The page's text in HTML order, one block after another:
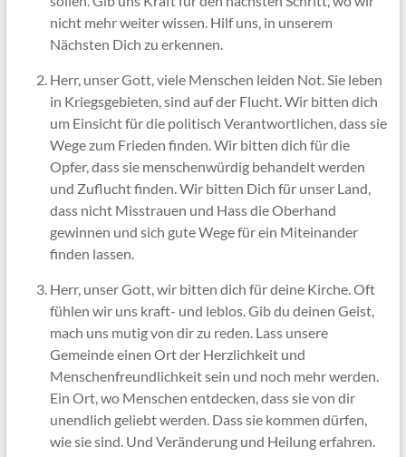
nicht mehr weiter wissen. Hilf uns, in unserem
Nächsten Dich zu erkennen.
Herr, unser Gott, viele Menschen leiden Not. Sie leben
in Kriegsgebieten, sind auf der Flucht. Wir bitten dich
um Einsicht für die politisch Verantwortlichen, dass sie
Wege zum Frieden finden. Wir bitten dich für die
Opfer, dass sie menschenwürdig behandelt werden
und Zuflucht finden. Wir bitten Dich für unser Land,
dass nicht Misstrauen und Hass die Oberhand
gewinnen und sich gute Wege für ein Miteinander
finden lassen.
Herr, unser Gott, wir bitten dich für deine Kirche. Oft
fühlen wir uns kraft- und leblos. Gib du deinen Geist,
mach uns mutig von dir zu reden. Lass unsere
Gemeinde einen Ort der Herzlichkeit und
Menschenfreundlichkeit sein und noch mehr werden.
Ein Ort, wo Menschen entdecken, dass sie von dir
unendlich geliebt werden. Dass sie kommen dürfen,
wie sie sind. Und Veränderung und Heilung erfahren.